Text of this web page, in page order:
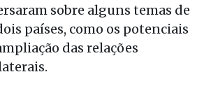
sobre alguns temas de
países, como os potenciais
das relações